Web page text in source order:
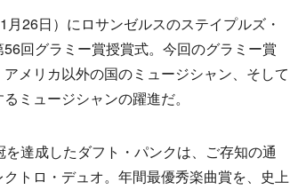
26日）にロサンゼルスのステイプルズ・
回グラミー賞授賞式。今回のグラミー賞
メリカ以外の国のミュージシャン、そして
ミュージシャンの躍進だ。
達成したダフト・パンクは、ご存知の通
トロ・デュオ。年間最優秀楽曲賞を、史上